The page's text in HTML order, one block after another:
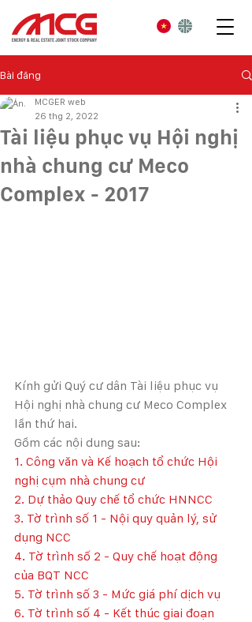
Bài đăng
Tài liệu phục vụ Hội nghị
nhà chung cư Meco
Complex - 2017
MCGER web
26 thg 2, 2022
Kính gửi Quý cư dân Tài liệu phục vụ
Hội nghị nhà chung cư Meco Complex
lần thứ hai.
Gồm các nội dung sau:
1. Công văn và Kế hoạch tổ chức Hội
nghị cụm nhà chung cư
2. Dự thảo Quy chế tổ chức HNNCC
3. Tờ trình số 1 - Nội quy quản lý, sử
dụng NCC
4. Tờ trình số 2 - Quy chế hoạt động
của BQT NCC
5. Tờ trình số 3 - Mức giá phí dịch vụ
6. Tờ trình số 4 - Kết thúc giai đoạn